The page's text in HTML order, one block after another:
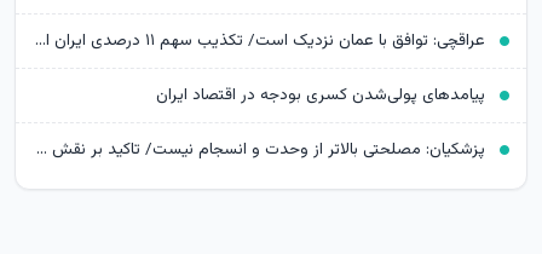
عراقچی: توافق با عمان نزدیک است/ تکذیب سهم ۱۱ درصدی ایران از خزر
پیامدهای پولی‌شدن کسری بودجه در اقتصاد ایران
پزشکیان: مصلحتی بالاتر از وحدت و انسجام نیست/ تاکید بر نقش خبرنگاران در ایجاد فضای همدلی